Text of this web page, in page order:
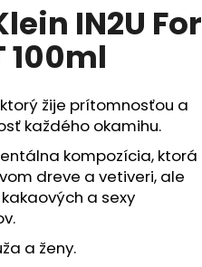
IN2U For
100ml
žije prítomnosťou a
každého okamihu.
kompozícia, ktorá
dreve a vetiveri, ale
a sexy
a ženy.